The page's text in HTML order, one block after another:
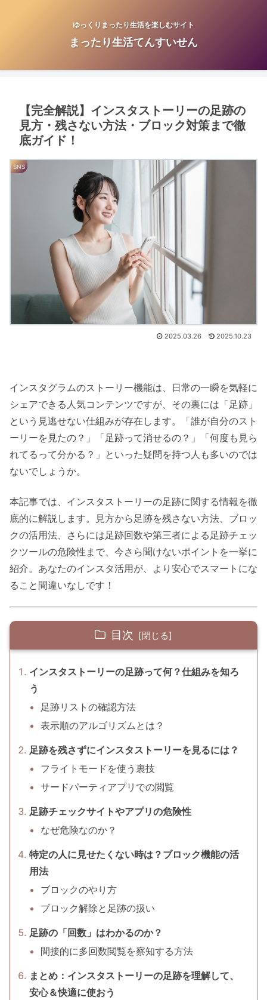
ゆっくりまったり生活を楽しむサイト
まったり生活てんすいせん
【完全解説】インスタストーリーの足跡の
見方・残さない方法・ブロック対策まで徹
底ガイド！
SNS
2025.03.26 2025.10.23
インスタグラムのストーリー機能は、日常の一瞬を気軽に
シェアできる人気コンテンツですが、その裏には「足跡」
という見逃せない仕組みが存在します。「誰が自分のスト
ーリーを見たの？」「足跡って消せるの？」「何度も見ら
れてるって分かる？」といった疑問を持つ人も多いのでは
ないでしょうか。
本記事では、インスタストーリーの足跡に関する情報を徹
底的に解説します。見方から足跡を残さない方法、ブロッ
クの活用法、さらには足跡回数や第三者による足跡チェッ
クツールの危険性まで、今さら聞けないポイントを一挙に
紹介。あなたのインスタ活用が、より安心でスマートにな
ること間違いなしです！
目次
インスタストーリーの足跡って何？仕組みを知ろ
う
足跡リストの確認方法
表示順のアルゴリズムとは？
足跡を残さずにインスタストーリーを見るには？
フライトモードを使う裏技
サードパーティアプリでの閲覧
足跡チェックサイトやアプリの危険性
なぜ危険なのか？
特定の人に見せたくない時は？ブロック機能の活
用法
ブロックのやり方
ブロック解除と足跡の扱い
足跡の「回数」はわかるのか？
間接的に多回数閲覧を察知する方法
まとめ：インスタストーリーの足跡を理解して、
安心＆快適に使おう